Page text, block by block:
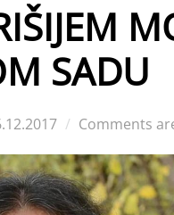
SADU
Comments